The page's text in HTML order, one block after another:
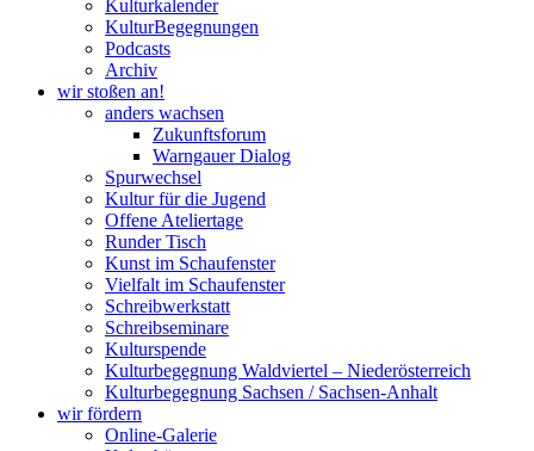
Kulturkalender
KulturBegegnungen
Podcasts
Archiv
wir stoßen an!
anders wachsen
Zukunftsforum
Warngauer Dialog
Spurwechsel
Kultur für die Jugend
Offene Ateliertage
Runder Tisch
Kunst im Schaufenster
Vielfalt im Schaufenster
Schreibwerkstatt
Schreibseminare
Kulturspende
Kulturbegegnung Waldviertel – Niederösterreich
Kulturbegegnung Sachsen / Sachsen-Anhalt
wir fördern
Online-Galerie